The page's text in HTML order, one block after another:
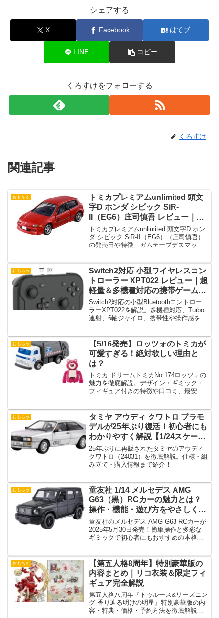
シェアする
X Facebook はてブ
LINE コピー
くろすけをフォローする
くろすけ
関連記事
おもちゃ
トミカプレミアムunlimited 頭文
字D ホンダ シビック SiR-
II（EG6）庄司慎吾 レビュー｜発
売日・予約・特徴・コレクション
価値を徹底解説
トミカプレミアムunlimited 頭文字D ホン
ダ シビック SiR-II（EG6）（庄司慎吾）
の発売日や特徴、ガムテープデスマッチ
します。
おもちゃ
Switch2対応 小型ワイヤレスコン
トローラー XPT022 レビュー｜超
軽量＆多機種対応の携帯ゲームパ
ッド
Switch2対応の小型Bluetoothコントロー
ラーXPT022を解説。多機種対応、Turbo
連射、6軸ジャイロ、携帯性や操作感を徹
おもちゃ
【5/16発売】ロッツォのトミカが
可愛すぎる！絶対欲しい理由と
は？
トミカ ドリームトミカNo.174ロッツォの
魅力を徹底解説。デザイン・ギミック・
フィギュア付きの特徴や口コミ、最安値
おもちゃ
タミヤ アウディ クワトロ プラモ
デルが25年ぶり復活！初心者にも
わかりやすく解説【1/24スケー
ル】
25年ぶりに再販されたタミヤのアウディ
クワトロ（24031）を徹底解説。仕様・組
み立て・購入情報まで紹介！
おもちゃ
童友社 1/14 メルセデス AMG
G63（黒）RCカーの魅力とは？
操作・機能・遊び方をやさしく紹
介！
童友社のメルセデス AMG G63 RCカーが
2025年5月30日発売！簡単操作と多彩な
ギミックで初心者にもおすすめの本格モ
おもちゃ
【第五人格8周年】特別豪華版の
内容まとめ｜リコ衣装＆限定フィ
ギュア完全解説
第五人格八周年『トゥルース&リーズニン
グ-香り辿る明けの明星』特別豪華版の内
容・特典・価格・予約方法を徹底解説。